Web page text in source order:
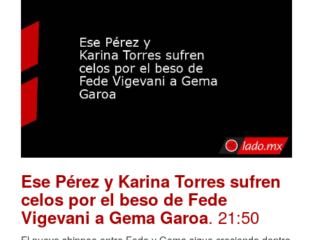
Ese Pérez y Karina Torres sufren
celos por el beso de Fede
Vigevani a Gema Garoa. 21:50